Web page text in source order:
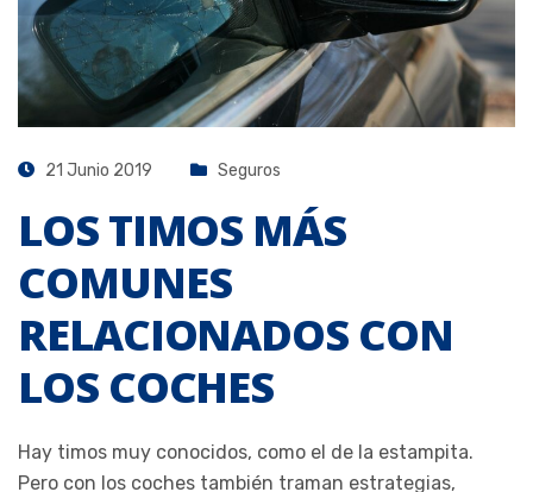
21 Junio 2019 Seguros
LOS TIMOS MÁS
COMUNES
RELACIONADOS CON
LOS COCHES
Hay timos muy conocidos, como el de la estampita.
Pero con los coches también traman estrategias,